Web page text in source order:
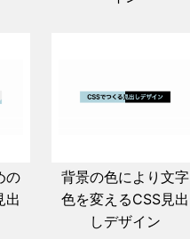
の
出
背景の色により文字
色を変えるCSS見出
しデザイン